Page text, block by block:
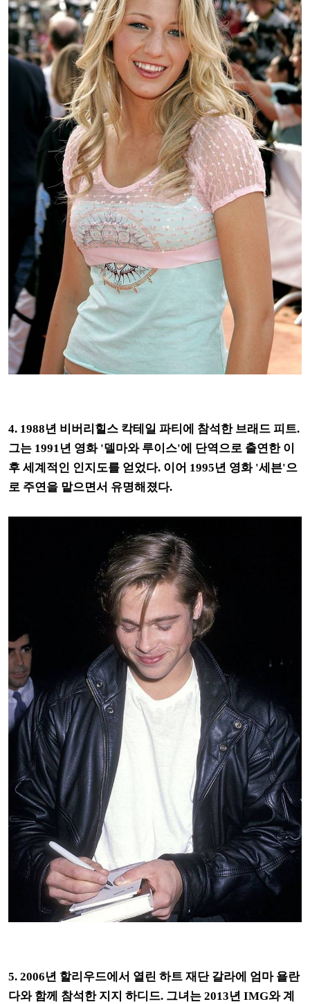
4. 1988년 비버리힐스 칵테일 파티에 참석한 브래드 피트.
그는 1991년 영화 '델마와 루이스'에 단역으로 출연한 이
후 세계적인 인지도를 얻었다. 이어 1995년 영화 '세븐'으
로 주연을 맡으면서 유명해졌다.
5. 2006년 할리우드에서 열린 하트 재단 갈라에 엄마 욜란
다와 함께 참석한 지지 하디드. 그녀는 2013년 IMG와 계